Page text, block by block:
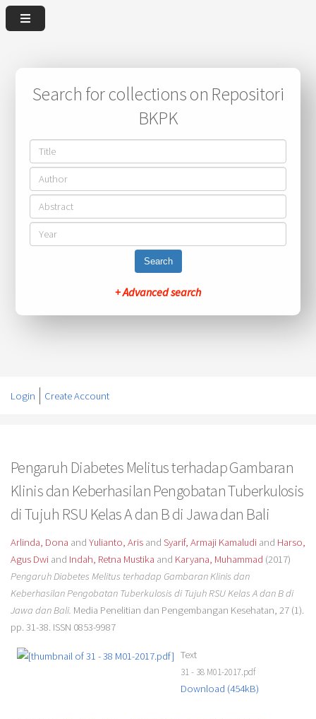
Search for collections on Repositori
BKPK
Search
+ Advanced search
Login Create Account
Pengaruh Diabetes Melitus terhadap Gambaran
Klinis dan Keberhasilan Pengobatan Tuberkulosis
di Tujuh RSU Kelas A dan B di Jawa dan Bali
Arlinda, Dona and Yulianto, Arisand Syarif, Armaji Kamaludiand Harso,
Agus Dwiand Indah, Retna Mustika and Karyana, Muhammad (2017)
Pengaruh Diabetes Melitus terhadap Gambaran Klinis dan
Keberhasilan Pengobatan Tuberkulosis di Tujuh RSU Kelas A dan B di
Jawa dan Bali. Media Penelitian dan Pengembangan Kesehatan, 27 (1).
pp. 31-38. ISSN 0853-9987
Text
31 - 38 M01-2017.pdf
Download (454kB)